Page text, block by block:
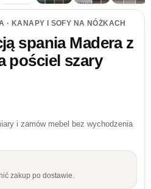
· KANAPY I SOFY NA NÓŻKACH
spania Madera z
pościel szary
i zamów mebel bez wychodzenia
zakup po dostawie.